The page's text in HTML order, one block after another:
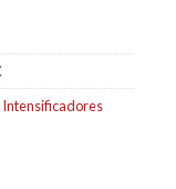
Intensificadores